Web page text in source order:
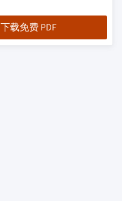
下载免费 PDF